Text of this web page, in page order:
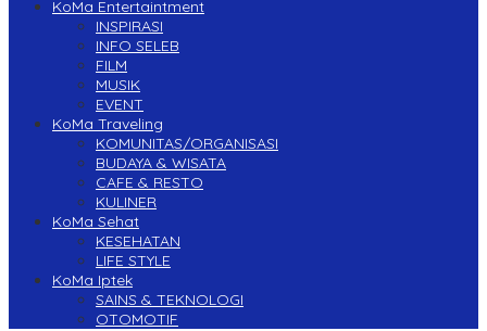
KoMa Entertaintment
INSPIRASI
INFO SELEB
FILM
MUSIK
EVENT
KoMa Traveling
KOMUNITAS/ORGANISASI
BUDAYA & WISATA
CAFE & RESTO
KULINER
KoMa Sehat
KESEHATAN
LIFE STYLE
KoMa Iptek
SAINS & TEKNOLOGI
OTOMOTIF